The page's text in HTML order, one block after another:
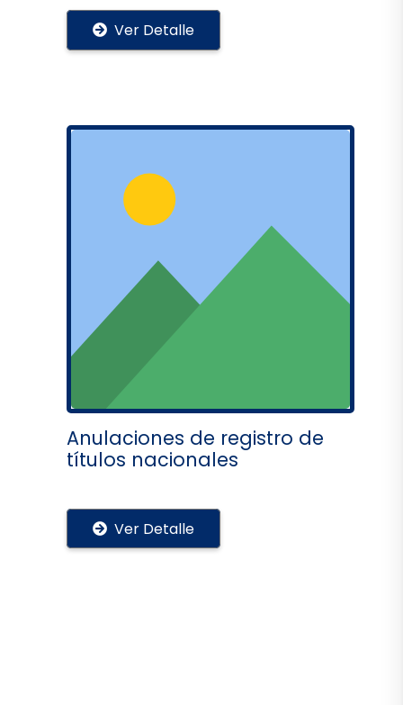
Ver Detalle
Anulaciones de registro de
títulos nacionales
Ver Detalle